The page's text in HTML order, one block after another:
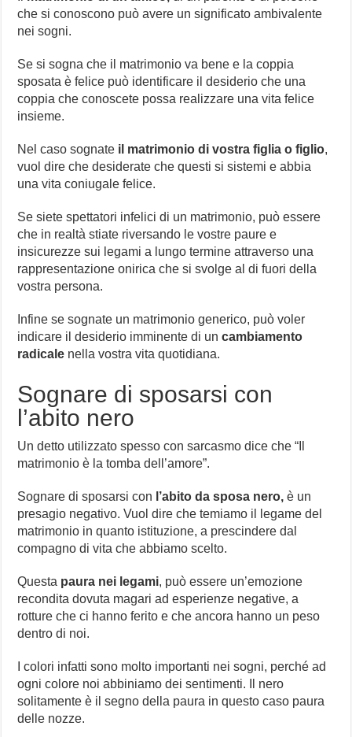
che si conoscono può avere un significato ambivalente
nei sogni.
Se si sogna che il matrimonio va bene e la coppia
sposata è felice può identificare il desiderio che una
coppia che conoscete possa realizzare una vita felice
insieme.
Nel caso sognate il matrimonio di vostra figlia o figlio,
vuol dire che desiderate che questi si sistemi e abbia
una vita coniugale felice.
Se siete spettatori infelici di un matrimonio, può essere
che in realtà stiate riversando le vostre paure e
insicurezze sui legami a lungo termine attraverso una
rappresentazione onirica che si svolge al di fuori della
vostra persona.
Infine se sognate un matrimonio generico, può voler
indicare il desiderio imminente di un cambiamento
radicale nella vostra vita quotidiana.
Sognare di sposarsi con
l’abito nero
Un detto utilizzato spesso con sarcasmo dice che “Il
matrimonio è la tomba dell’amore”.
Sognare di sposarsi con l’abito da sposa nero, è un
presagio negativo. Vuol dire che temiamo il legame del
matrimonio in quanto istituzione, a prescindere dal
compagno di vita che abbiamo scelto.
Questa paura nei legami, può essere un’emozione
recondita dovuta magari ad esperienze negative, a
rotture che ci hanno ferito e che ancora hanno un peso
dentro di noi.
I colori infatti sono molto importanti nei sogni, perché ad
ogni colore noi abbiniamo dei sentimenti. Il nero
solitamente è il segno della paura in questo caso paura
delle nozze.